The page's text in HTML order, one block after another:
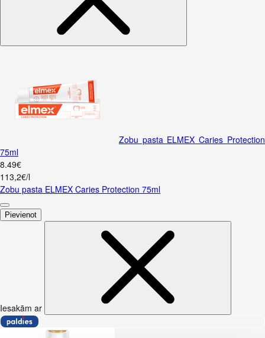
Zobu pasta ELMEX Caries Protection
75ml
8.49€
113,2€/l
Zobu pasta ELMEX Caries Protection 75ml
Pievienot
Iesakām ar